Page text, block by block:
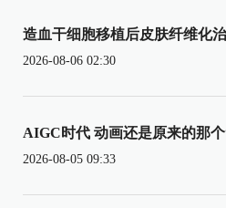
造血干细胞移植后皮肤纤维化
2026-08-06 02:30
AIGC时代 动画还是原来的那
2026-08-05 09:33